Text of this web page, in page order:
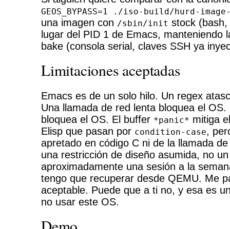
GEOS_BYPASS=1 ./iso-build/hurd-
una imagen con /sbin/init stock
lugar del PID 1 de Emacs, manteniendo
bake (consola serial, claves SSH ya
Limitaciones aceptadas
Emacs es de un solo hilo. Un regex
Una llamada de red lenta bloquea el
bloquea el OS. El buffer *panic* mitiga
Elisp que pasan por condition-case,
apretado en código C ni de la llamada
una restricción de diseño asumida, no
aproximadamente una sesión a la
tengo que recuperar desde QEMU. Me
aceptable. Puede que a ti no, y esa es
no usar este OS.